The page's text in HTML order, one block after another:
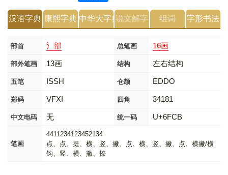
汉语字典 康熙字典 中华大字典说文解字 组词 字形书法
部首 氵部 总笔画 16画
部外笔画 13画 结构 左右结构
五笔 ISSH 仓颉 EDDO
郑码 VFXI 四角 34181
中文电码 无 统一码 U+6FCB
笔画
4411234123452134
点、点、提、横、竖、撇、点、横、竖、撇、点、横撇/横
钩、竖、横、撇、捺